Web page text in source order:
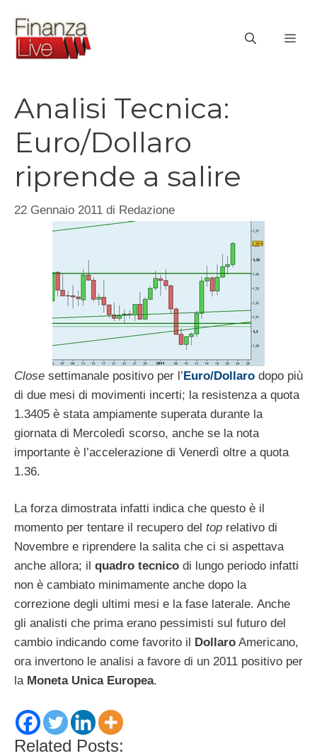
contenuto
Analisi Tecnica:
Euro/Dollaro
riprende a salire
22 Gennaio 2011 di Redazione
Close settimanale positivo per l’Euro/Dollaro dopo più
di due mesi di movimenti incerti; la resistenza a quota
1.3405 è stata ampiamente superata durante la
giornata di Mercoledì scorso, anche se la nota
importante è l’accelerazione di Venerdì oltre a quota
1.36.
La forza dimostrata infatti indica che questo è il
momento per tentare il recupero del top relativo di
Novembre e riprendere la salita che ci si aspettava
anche allora; il quadro tecnico di lungo periodo infatti
non è cambiato minimamente anche dopo la
correzione degli ultimi mesi e la fase laterale. Anche
gli analisti che prima erano pessimisti sul futuro del
cambio indicando come favorito il
Dollaro Americano,
ora invertono le analisi a favore di un 2011 positivo per
la Moneta Unica Europea.
Related Posts: